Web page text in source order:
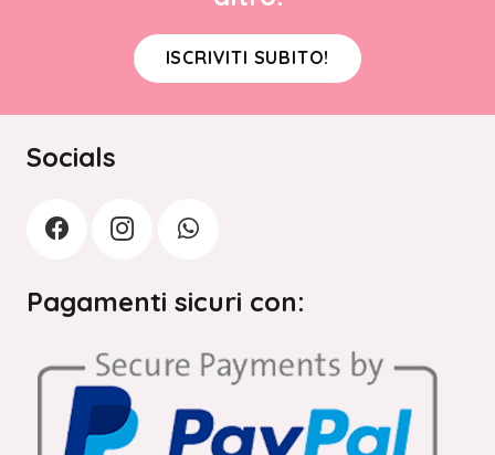
ISCRIVITI SUBITO!
Socials
Pagamenti sicuri con: